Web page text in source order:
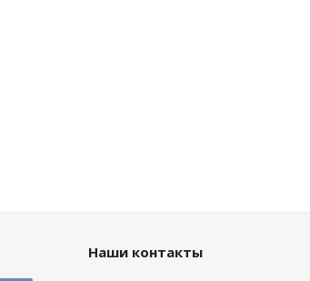
Наши контакты